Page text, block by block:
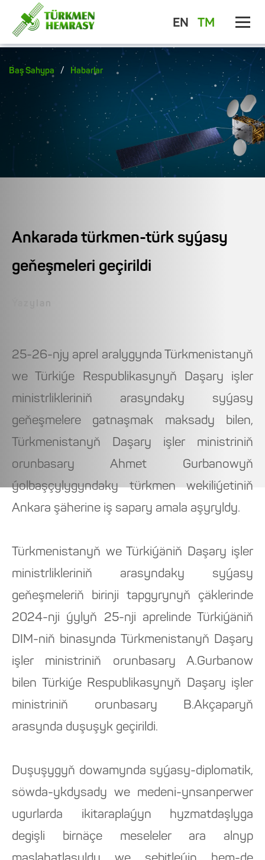
EN TM
Baş Sahypa / Habarlar
Ankarada türkmen-türk syýasy
geňeşmeleri geçirildi
25-26-njy aprel aralygynda Türkmenistanyň
we Türkiýe Respublikasynyň Daşary işler
ministrlikleriniň arasyndaky syýasy
geňeşmelere gatnaşmak maksady bilen,
Türkmenistanyň Daşary işler ministriniň
orunbasary Ahmet Gurbanowyň
ýolbaşçylygyndaky türkmen wekiliýetiniň
Ankara şäherine iş sapary amala aşyryldy.
Türkmenistanyň we Türkiýäniň Daşary işler
ministrlikleriniň arasyndaky syýasy
geňeşmeleriň birinji tapgyrynyň çäklerinde
2024-nji ýylyň 25-nji aprelinde Türkiýäniň
DIM-niň binasynda Türkmenistanyň Daşary
işler ministriniň orunbasary A.Gurbanow
bilen Türkiýe Respublikasynyň Daşary işler
ministriniň orunbasary B.Akçaparyň
arasynda duşuşyk geçirildi.
Duşuşygyň dowamynda syýasy-diplomatik,
söwda-ykdysady we medeni-ynsanperwer
ugurlarda ikitaraplaýyn hyzmatdaşlyga
degişli birnäçe meseleler ara alnyp